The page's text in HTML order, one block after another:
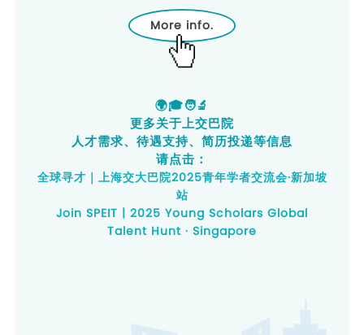
More info.
🌍🎓🧑‍🔬
更多关于上交巴院
人才需求、待遇支持、简历投递等信息
请点击：
全球寻才｜上海交大巴院2025青年学者交流会·新加坡
站
Join SPEIT | 2025 Young Scholars Global
Talent Hunt · Singapore